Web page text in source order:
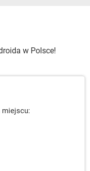
w Polsce!
miejscu: